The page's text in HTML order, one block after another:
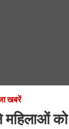
खबरें
महिलाओं को